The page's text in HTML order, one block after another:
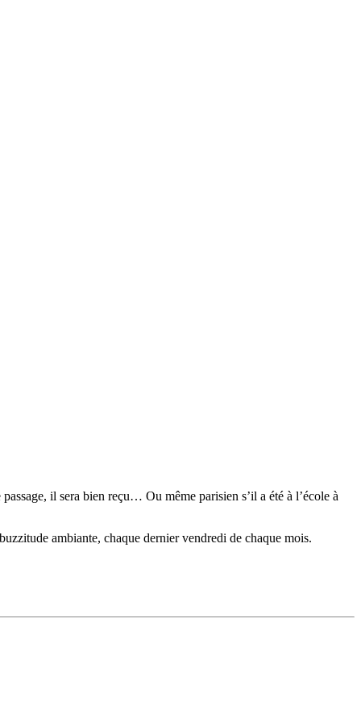
il sera bien reçu… Ou même parisien s’il a été à l’école à
ambiante, chaque dernier vendredi de chaque mois.